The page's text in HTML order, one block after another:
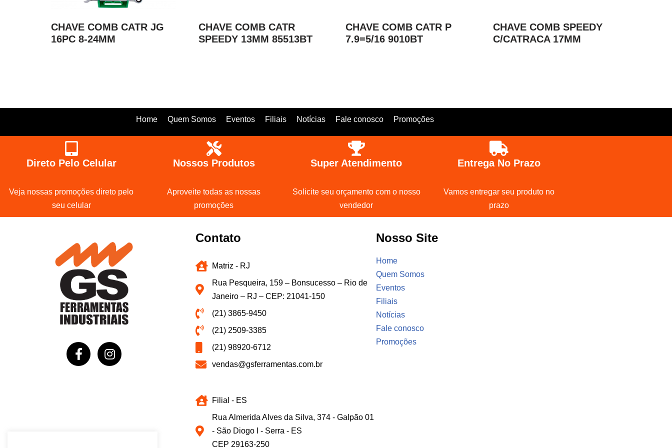
CHAVE COMB CATR JG
16PC 8-24MM
CHAVE COMB CATR
SPEEDY 13MM 85513BT
CHAVE COMB CATR P
7.9=5/16 9010BT
CHAVE COMB SPEEDY
C/CATRACA 17MM
Home Quem Somos Eventos Filiais Notícias Fale conosco Promoções
Direto Pelo Celular
Veja nossas promoções direto pelo
seu celular
Nossos Produtos
Aproveite todas as nossas
promoções
Super Atendimento
Solicite seu orçamento com o nosso
vendedor
Entrega No Prazo
Vamos entregar seu produto no
prazo
Contato
Matriz - RJ
Rua Pesqueira, 159 – Bonsucesso – Rio de
Janeiro – RJ – CEP: 21041-150
(21) 3865-9450
(21) 2509-3385
(21) 98920-6712
vendas@gsferramentas.com.br
Filial - ES
Rua Almerida Alves da Silva, 374 - Galpão 01
- São Diogo I - Serra - ES
CEP 29163-250
Nosso Site
Home
Quem Somos
Eventos
Filiais
Notícias
Fale conosco
Promoções